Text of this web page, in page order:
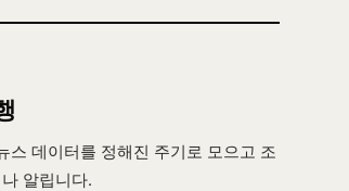
스 데이터를 정해진 주기로 모으고 조
알립니다.